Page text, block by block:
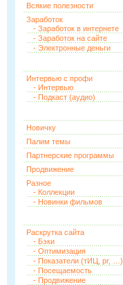
Всякие полезности
Заработок
- Заработок в интернете
- Заработок на сайте
- Электронные деньги
Интервью с профи
- Интервью
- Подкаст (аудио)
Новичку
Палим темы
Партнерские программы
Продвижение
Разное
- Коллекции
- Новинки фильмов
Раскрутка сайта
- Бэки
- Оптимизация
- Показатели (тИЦ, pr, …)
- Посещаемость
- Продвижение